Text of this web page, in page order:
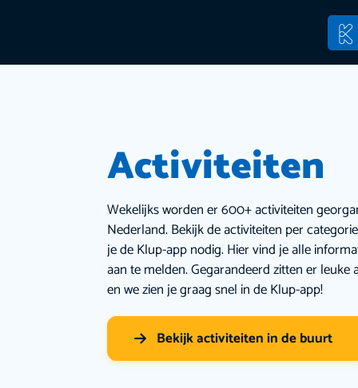
Activiteiten
Wekelijks worden er 600+ activiteiten
Nederland. Bekijk de activiteiten per
je de Klup-app nodig. Hier vind je alle
aan te melden. Gegarandeerd zitten er
en we zien je graag snel in de Klup-app!
Bekijk activiteiten in de buurt